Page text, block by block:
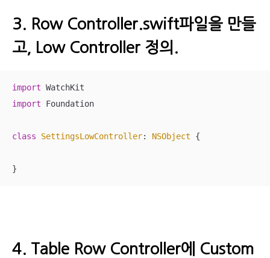
3. Row Controller.swift파일을 만들
고, Low Controller 정의.
import
import Foundation
class SettingsLowController: NSObject {
4. Table Row Controller에 Custom